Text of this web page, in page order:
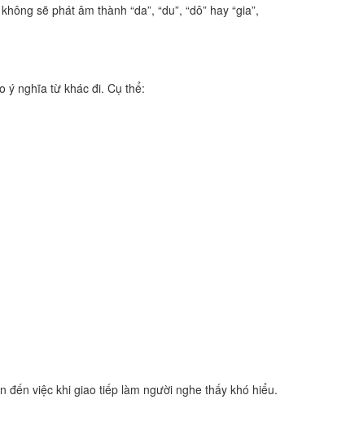
sẽ phát âm thành “da”, “du”, “dô” hay “gia”,
ý nghĩa từ khác đi. Cụ thể:
việc khi giao tiếp làm người nghe thấy khó hiểu.